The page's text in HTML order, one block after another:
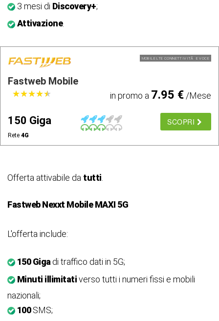
3 mesi di Discovery+;
Attivazione.
MOBILE LTE CONNETTIVITÃ E VOCE
Fastweb Mobile
★★★★★
★★★★★ in promo a 7.95 €/Mese
150 Giga
Rete 4G
SCOPRI
Offerta attivabile da tutti
Fastweb Nexxt Mobile MAXI 5G
L'offerta include:
150 Giga di traffico dati in 5G;
Minuti illimitativerso tutti i numeri fissi e mobili
nazionali;
100SMS;